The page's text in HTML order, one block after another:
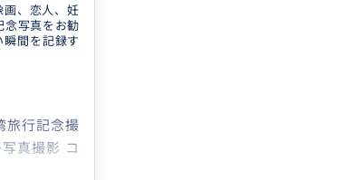
、恋人、妊
念写真をお勧
間を記録す
旅行記念撮
真撮影 コ